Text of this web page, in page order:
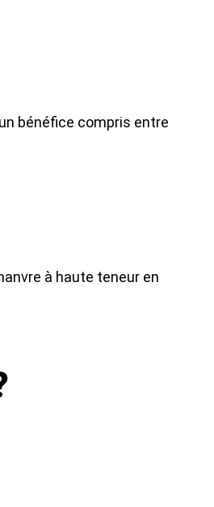
bénéfice compris entre
à haute teneur en